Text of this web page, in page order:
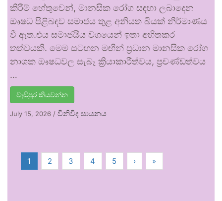
කිරීම් හේතුවෙන්, මානසික රෝග සඳහා ලබාදෙන
ඖෂධ පිළිබඳව සමාජය තුළ අනියත බියක් නිර්මාණය
වී ඇත.එය සමාජයීය වශයෙන් ඉතා අහිතකර
තත්වයකි. මෙම සටහන මඟින් ප්‍රධාන මානසික රෝග
නාශක ඖෂධවල සැබෑ ක්‍රියාකාරීත්වය, ප්‍රචණ්ඩත්වය
…
වැඩිපුර කියවන්න
July 15, 2026 / විනිවිද සායනය
1 2 3 4 5 › »